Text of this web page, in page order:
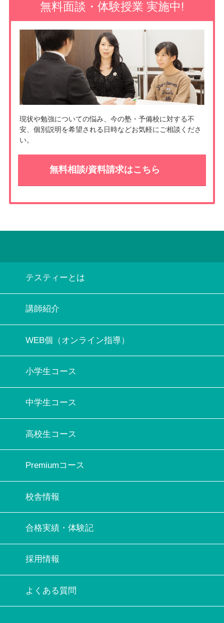
無料面談・体験授業 実施中!
現状や勉強についての悩み、今の塾・予備校に対する不
安、個別説明を希望される日時などお気軽にご相談くださ
い。
無料相談/資料請求はこちら
テスティーとは
講師紹介
WEB個（オンライン指導）
小学生コース
中学生コース
高校生コース
Premiumコース
校舎情報
合格実績・体験記
採用情報
よくある質問